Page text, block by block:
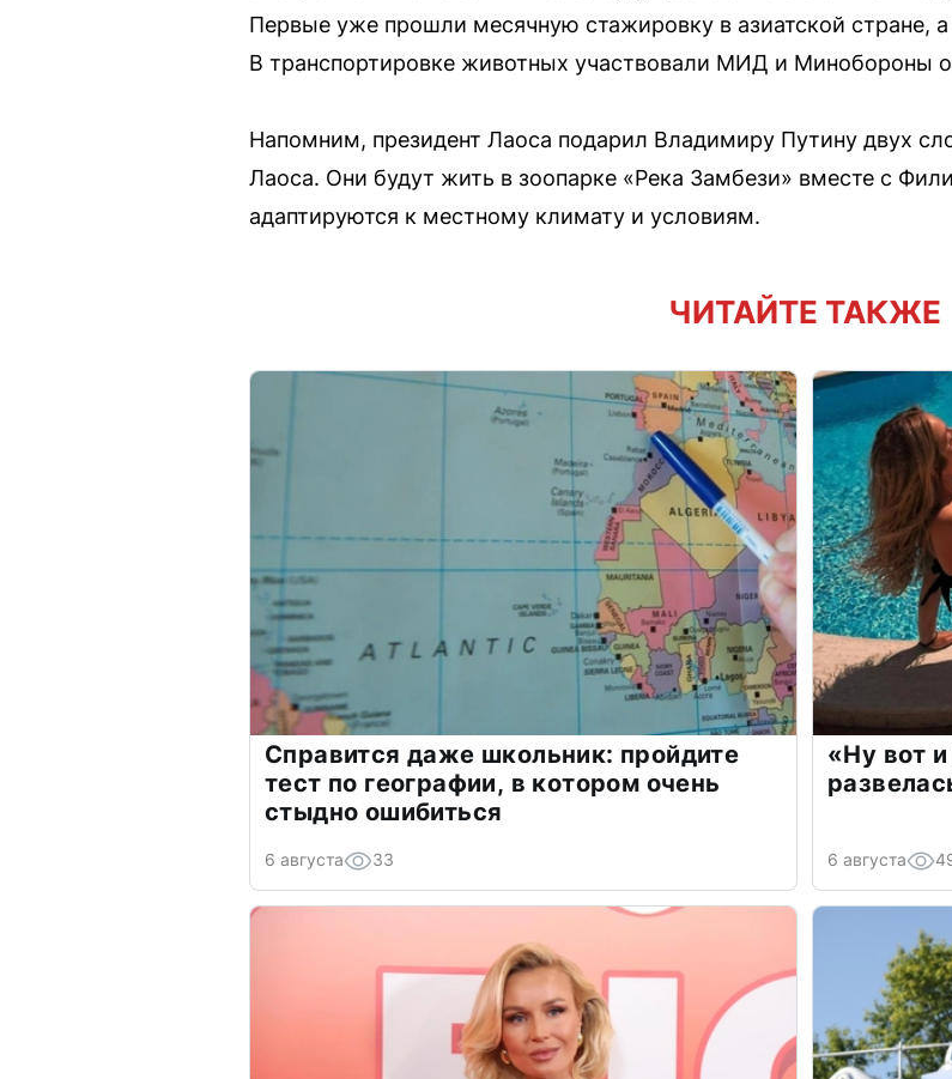
Первые уже прошли месячную стажировку в азиатской стране,
В транспортировке животных участвовали МИД и Минобороны
Напомним, президент Лаоса подарил Владимиру Путину двух
Лаоса. Они будут жить в зоопарке «Река Замбези» вместе с
адаптируются к местному климату и условиям.
ЧИТАЙТЕ ТАКЖЕ
Справится даже школьник: пройдите
тест по географии, в котором очень
стыдно ошибиться
6 августа 33
«Ну вот
6 августа